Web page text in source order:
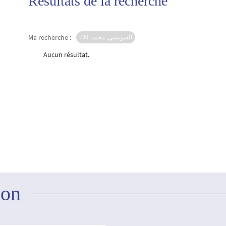
Ma recherche : السويسي, محمد. 730
Aucun résultat.